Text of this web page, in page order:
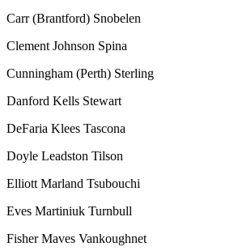
Carr (Brantford) Snobelen
Clement Johnson Spina
Cunningham (Perth) Sterling
Danford Kells Stewart
DeFaria Klees Tascona
Doyle Leadston Tilson
Elliott Marland Tsubouchi
Eves Martiniuk Turnbull
Fisher Maves Vankoughnet